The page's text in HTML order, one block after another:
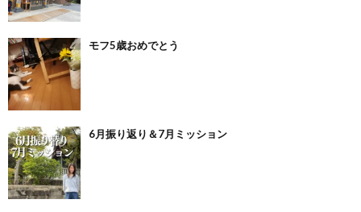
モフ5歳おめでとう
6月振り返り＆7月ミッション